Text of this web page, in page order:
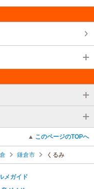
このページのTOPへ
鎌倉市 くるみ
メガイド